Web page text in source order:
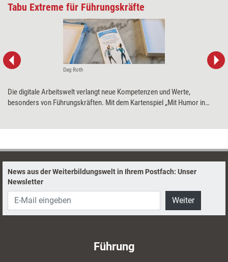
Tabu Extreme für Führungskräfte
Dag Roth
Die digitale Arbeitswelt verlangt neue Kompetenzen und Werte,
besonders von Führungskräften. Mit dem Kartenspiel „Mit Humor in
News aus der Weiterbildungswelt in Ihrem Postfach: Unser
Newsletter
Weiter
Führung